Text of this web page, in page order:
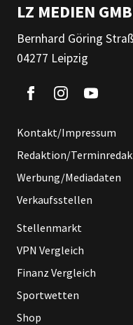
LZ MEDIEN
Bernhard Göring
04277 Leipzig
Kontakt/Impressum
Redaktion/
Werbung/Mediadaten
Verkaufsstellen
Stellenmarkt
VPN Vergleich
Finanz Vergleich
Sportwetten
Shop